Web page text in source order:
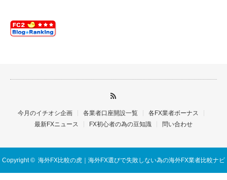
今月のイチオシ企画 各業者口座開設一覧
各FX業者ボーナス
最新FXニュース
FX初心者の為の豆知識 問い合わせ
Copyright © 海外FX比較の虎｜海外FX選びで失敗しない為の海外FX業者比較ナビ